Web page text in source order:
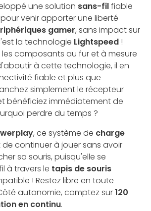
une solution sans-filfiable
venir apporter une liberté
gamer, sans impact sur
la technologie Lightspeed !
composants au fur et à mesure
à cette technologie, il en
fiable et plus que
simplement le récepteur
bénéficiez immédiatement de
perdre du temps ?
, ce système de charge
continuer à jouer sans avoir
sa souris, puisqu'elle se
à travers le tapis de souris
! Restez libre en toute
autonomie, comptez sur120
en continu.